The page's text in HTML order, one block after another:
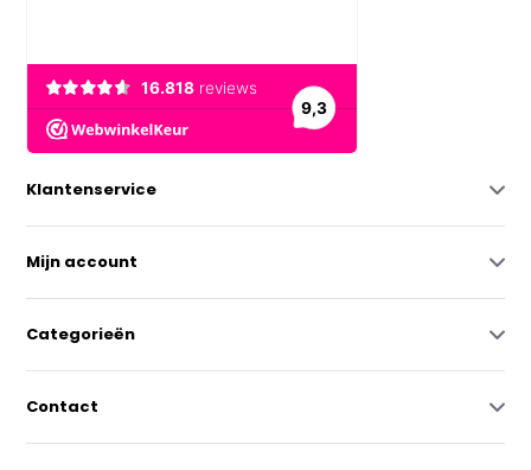
Klantenservice
Mijn account
Categorieën
Contact